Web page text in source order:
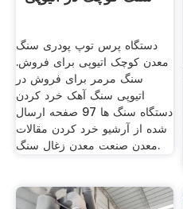
دستگاه پرس توپ پودری سنگ
معدن کوچک اتیوپی برای فروش.
سنگ مرمر برای فروش در
اتیوپی سنگ آهک خرد کردن
دستگاه سنگ ها 97 صفحه ارسال
شده از آرشیو خرد کردن مقالات
معدن صنعت معدن زغال سنگ.